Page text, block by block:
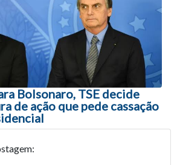
Bolsonaro, TSE decide
de ação que pede cassação